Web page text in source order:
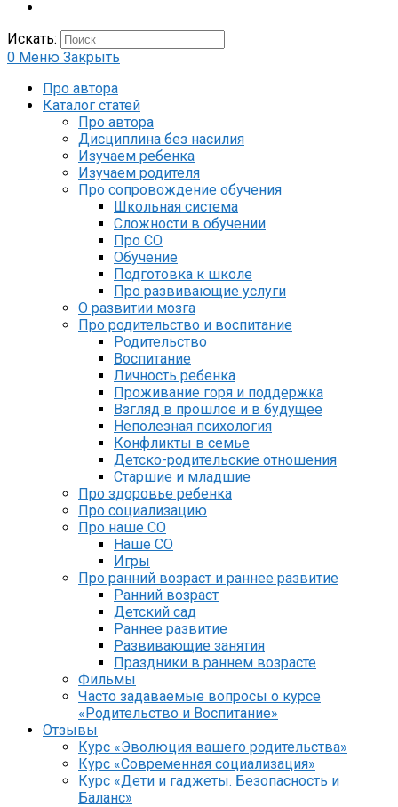
Искать:
0 Меню Закрыть
Про автора
Каталог статей
Про автора
Дисциплина без насилия
Изучаем ребенка
Изучаем родителя
Про сопровождение обучения
Школьная система
Сложности в обучении
Про СО
Обучение
Подготовка к школе
Про развивающие услуги
О развитии мозга
Про родительство и воспитание
Родительство
Воспитание
Личность ребенка
Проживание горя и поддержка
Взгляд в прошлое и в будущее
Неполезная психология
Конфликты в семье
Детско-родительские отношения
Старшие и младшие
Про здоровье ребенка
Про социализацию
Про наше СО
Наше СО
Игры
Про ранний возраст и раннее развитие
Ранний возраст
Детский сад
Раннее развитие
Развивающие занятия
Праздники в раннем возрасте
Фильмы
Часто задаваемые вопросы о курсе
«Родительство и Воспитание»
Отзывы
Курс «Эволюция вашего родительства»
Курс «Современная социализация»
Курс «Дети и гаджеты. Безопасность и
Баланс»